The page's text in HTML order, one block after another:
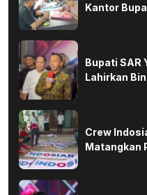
Kantor
Bupati SAR
Lahirkan
Crew
Matangkan